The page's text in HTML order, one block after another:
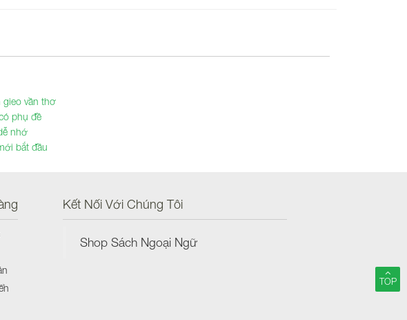
gieo vần thơ
phụ đề
nhớ
bắt đầu
Kết Nối Với Chúng Tôi
Shop Sách Ngoại Ngữ
TOP